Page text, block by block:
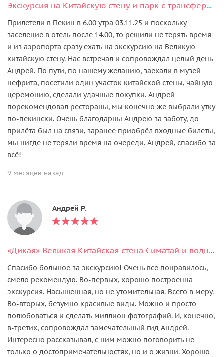
Экскурсия на Китайскую стену и парк с трансфером из аэропорта в Пекине
Прилетели в Пекин в 6.00 утра 03.11.25 и поскольку
заселение в отель после 14.00, то решили не терять время
и из аэропорта сразу ехать на экскурсию на Великую
китайскую стену. Нас встречал и сопровождал целый день
Андрей. По пути, по нашему желанию, заехали в музей
нефрита, посетили один участок китайской стены, чайную
церемонию, сделали удачные покупки. Андрей
порекомендовал рестораны, мы конечно же выбрали утку
по-пекински. Очень благодарны Андрею за заботу, до
прилёта был на связи, заранее приобрёл входные билеты,
мы нигде не теряли время на очереди. Андрей, спасибо за
всё!
9 месяцев назад
Андрей Р.
«Дикая» Великая Китайская стена Симатай и водный городок Губэй
Спасибо большое за экскурсию! Очень все понравилось,
смело рекомендую. Во-первых, хорошо построенна
экскурсия. Насыщенная, но не утомительная. Всего в меру.
Во-вторых, безумно красивые виды. Можно и просто
полюбоваться и сделать миллион фотографий. И, конечно,
в-третих, сопровождал замечательный гид Андрей.
Интересно рассказывал, с ним можно поговорить не
только о достопримечательностях, но и о жизни. Хорошо